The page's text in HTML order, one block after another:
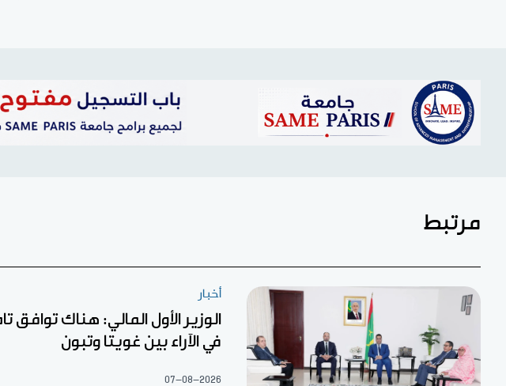
مرتبط
أخبار
الوزير الأول المالي: هناك توافق
في الآراء بين غويتا وتبون
07-08-2026